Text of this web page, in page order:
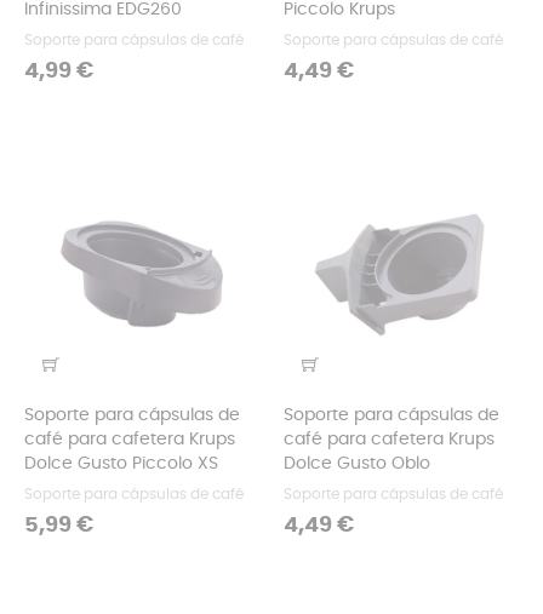
Infinissima EDG260
Soporte para cápsulas de café
Precio
4,99 €
Piccolo Krups
Soporte para cápsulas de café
Precio
4,49 €
Soporte para cápsulas de
café para cafetera Krups
Dolce Gusto Piccolo XS
Soporte para cápsulas de café
Precio
5,99 €
Soporte para cápsulas de
café para cafetera Krups
Dolce Gusto Oblo
Soporte para cápsulas de café
Precio
4,49 €